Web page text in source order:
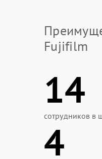
Fujifilm
14
сотрудников в
4